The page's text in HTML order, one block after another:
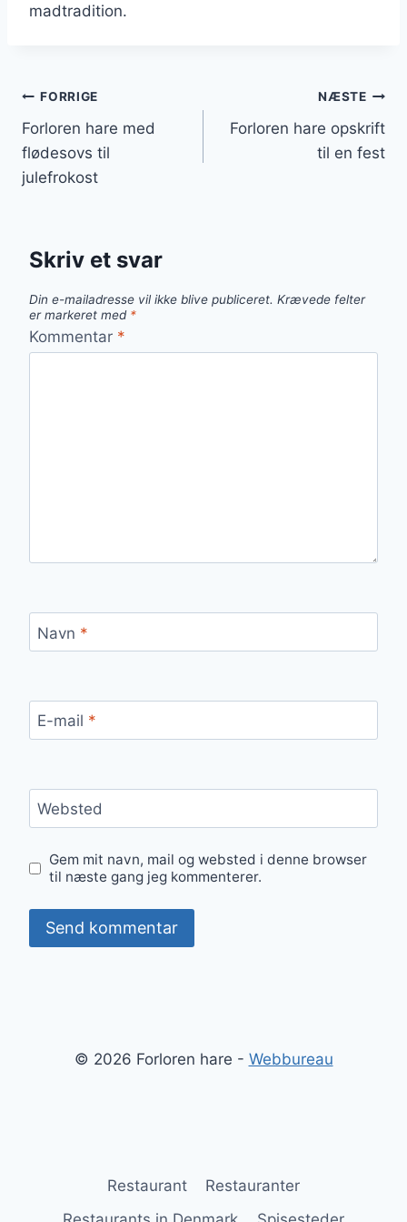
madtradition.
Indlægsnavigation
FORRIGE
Forloren hare med
flødesovs til
julefrokost
NÆSTE
Forloren hare opskrift
til en fest
Skriv et svar
Din e-mailadresse vil ikke blive publiceret. Krævede felter
er markeret med *
Kommentar *
Navn *
E-mail *
Websted
Gem mit navn, mail og websted i denne browser
til næste gang jeg kommenterer.
© 2026 Forloren hare - Webbureau
Restaurant
Restauranter